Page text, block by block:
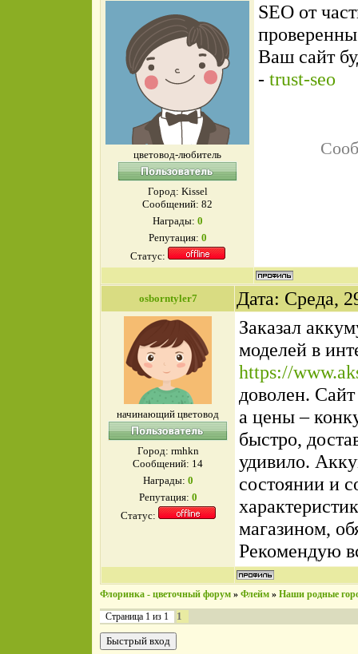
цветовод-любитель
Город: Kissel
Сообщений: 82
Награды: 0
Репутация: 0
Статус:
SEO от
Ваш сайт
- trust-seo
osborntyler7 Дата: Среда,
начинающий цветовод
Город: rmhkn
Сообщений: 14
Награды: 0
Репутация: 0
Статус:
Заказал
моделей в
https://
доволен.
а цены –
быстро,
удивило.
состоянии и
магазином,
Рекомендую
Флоринка - цветочный форум » Флейм » Наши родные
Страница 1 из 1 1